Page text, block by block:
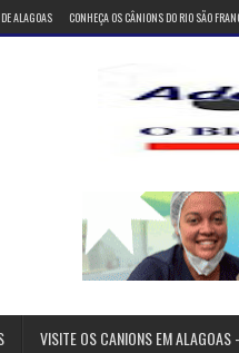
ALAGOAS CONHEÇA OS CÂNIONS DO RIO SÃO
VISITE OS CANIONS EM